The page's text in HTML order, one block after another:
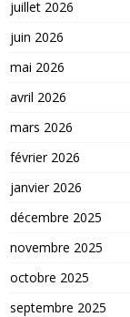
juillet 2026
juin 2026
mai 2026
avril 2026
mars 2026
février 2026
janvier 2026
décembre 2025
novembre 2025
octobre 2025
septembre 2025